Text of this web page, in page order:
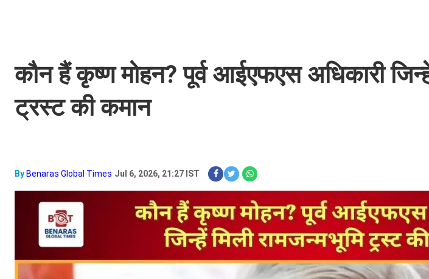
कौन हैं कृष्ण मोहन? पूर्व आईएफएस अधिकारी
ट्रस्ट की कमान
By Benaras Global Times Jul 6, 2026, 21:27 IST